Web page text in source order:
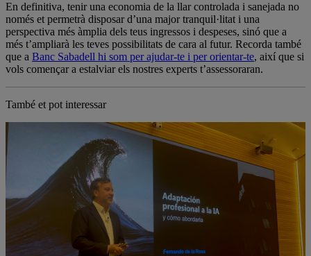
En definitiva, tenir una economia de la llar controlada i sanejada no
només et permetrà disposar d’una major tranquil·litat i una
perspectiva més àmplia dels teus ingressos i despeses, sinó que a
més t’ampliarà les teves possibilitats de cara al futur. Recorda també
que a Banc Sabadell hi som per ajudar-te i per orientar-te, així que si
vols començar a estalviar els nostres experts t’assessoraran.
També et pot interessar